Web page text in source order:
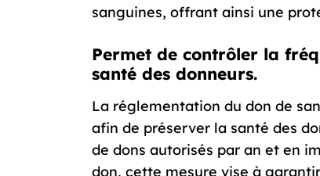
sanguines, offrant ainsi une
Permet de contrôler la
santé des donneurs.
La réglementation du don de
afin de préserver la santé des
de dons autorisés par an et en
don, cette mesure vise à